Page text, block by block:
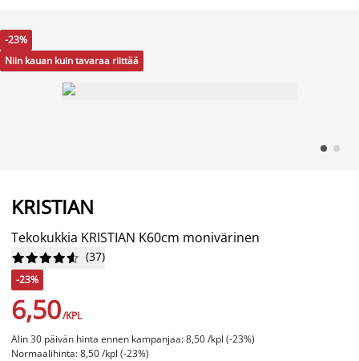
-23%
Niin kauan kuin tavaraa riittää
KRISTIAN
Tekokukkia KRISTIAN K60cm monivärinen





 (37)
-23%
6,50/KPL
Alin 30 päivän hinta ennen kampanjaa: 8,50 /kpl (-23%)
Normaalihinta: 8,50 /kpl (-23%)